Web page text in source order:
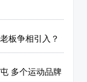
板争相引入？
多个运动品牌